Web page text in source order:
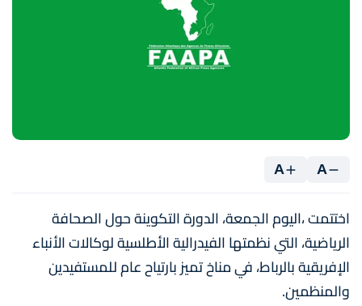
A
A
اختتمت ،اليوم الجمعة، الدورة التكوينة حول الصحافة
الرياضية، التي نظمتها الفيدرالية الأطلسية لوكالات الأنباء
الإفريقية بالرباط، في مناخ تميز بارتياح عام للمستفيدين
والمنظمين.